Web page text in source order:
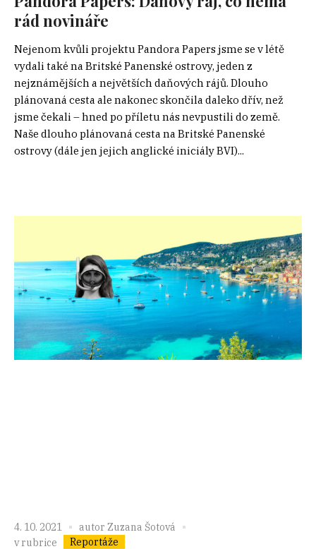
rád novináře
Nejenom kvůli projektu Pandora Papers jsme se v létě
vydali také na Britské Panenské ostrovy, jeden z
nejznámějších a největších daňových rájů. Dlouho
plánovaná cesta ale nakonec skončila daleko dřív, než
jsme čekali – hned po příletu nás nevpustili do země.
Naše dlouho plánovaná cesta na Britské Panenské
ostrovy (dále jen jejich anglické iniciály BVI)...
4. 10. 2021 autor Zuzana Šotová
v rubrice
Reportáže